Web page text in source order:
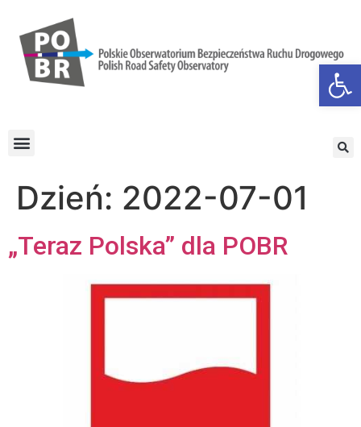
Dzień: 2022-07-01
„Teraz Polska” dla POBR